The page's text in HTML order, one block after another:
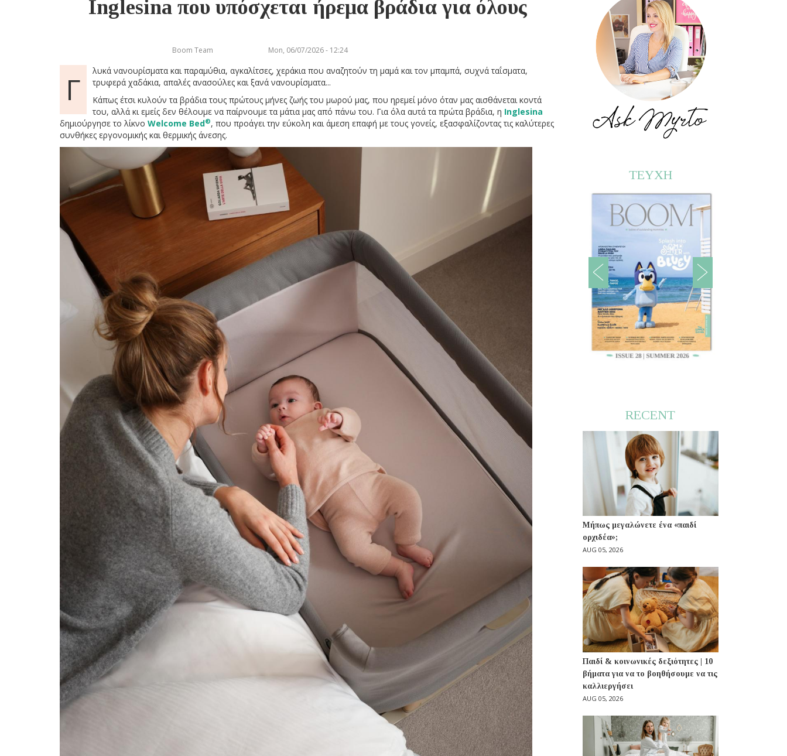
Inglesina που υπόσχεται ήρεμα βράδια για όλους
Boom Team Mon, 06/07/2026 - 12:24
Γ
λυκά νανουρίσματα και παραμύθια, αγκαλίτσες, χεράκια που αναζητούν τη μαμά και τον μπαμπά, συχνά ταΐσματα,
τρυφερά χαδάκια, απαλές ανασούλες και ξανά νανουρίσματα...
Κάπως έτσι κυλούν τα βράδια τους πρώτους μήνες ζωής του μωρού μας, που ηρεμεί μόνο όταν μας αισθάνεται κοντά
του, αλλά κι εμείς δεν θέλουμε να παίρνουμε τα μάτια μας από πάνω του. Για όλα αυτά τα πρώτα βράδια, η Inglesina
δημιούργησε το λίκνο Welcome Bed®, που προάγει την εύκολη και άμεση επαφή με τους γονείς, εξασφαλίζοντας τις καλύτερες
συνθήκες εργονομικής και θερμικής άνεσης.
ΤΕΥΧΗ
RECENT
Μήπως μεγαλώνετε ένα «παιδί
ορχιδέα»;
AUG 05, 2026
Παιδί & κοινωνικές δεξιότητες | 10
βήματα για να το βοηθήσουμε να τις
καλλιεργήσει
AUG 05, 2026